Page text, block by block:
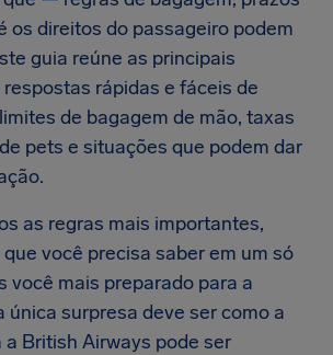
os direitos do passageiro podem
guia reúne as principais
rápidas e fáceis de
de bagagem de mão, taxas
pets e situações que podem dar
as regras mais importantes,
você precisa saber em um só
você mais preparado para a
única surpresa deve ser como a
British Airways pode ser